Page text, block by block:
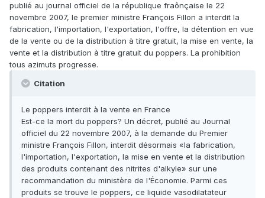
publié au journal officiel de la république fraônçaise le 22
novembre 2007, le premier ministre François Fillon a interdit la
fabrication, l'importation, l'exportation, l'offre, la détention en vue
de la vente ou de la distribution à titre gratuit, la mise en vente, la
vente et la distribution à titre gratuit du poppers. La prohibition
tous azimuts progresse.
Citation
Le poppers interdit à la vente en France
Est-ce la mort du poppers? Un décret, publié au Journal
officiel du 22 novembre 2007, à la demande du Premier
ministre François Fillon, interdit désormais «la fabrication,
l'importation, l'exportation, la mise en vente et la distribution
des produits contenant des nitrites d'alkyle» sur une
recommandation du ministère de l'Économie. Parmi ces
produits se trouve le poppers, ce liquide vasodilatateur